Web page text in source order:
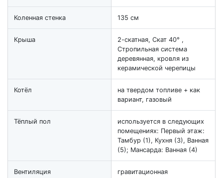
Коленная стенка 135 см
Крыша
2-скатная, Скат 40° ,
Стропильная система
деревянная, кровля из
керамической черепицы
Котёл
на твердом топливе + как
вариант, газовый
Тёплый пол
используется в следующих
помещениях: Первый этаж:
Тамбур (1), Кухня (3), Ванная
(5); Мансарда: Ванная (4)
Вентиляция гравитационная